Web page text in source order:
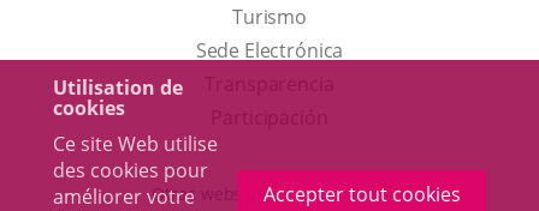
Utilisation de
cookies
Ce site Web utilise
des cookies pour
améliorer votre
Accepter tout cookies
TurismoEste
enlace
una
Sede Electrónica
externa.
Otras webs del ayuntamiento